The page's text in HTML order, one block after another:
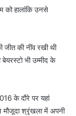
को हालांकि उनसे
जीत की नींव रखी थी
भी उम्मीद के
के दौरे पर यहां
मौजूदा श्रृंखला में अपनी